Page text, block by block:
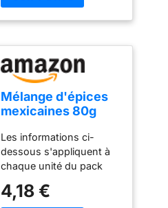
Mélange d'épices
mexicaines 80g
Les informations ci-
dessous s'appliquent à
chaque unité du pack
préparation de vos
4,18 €